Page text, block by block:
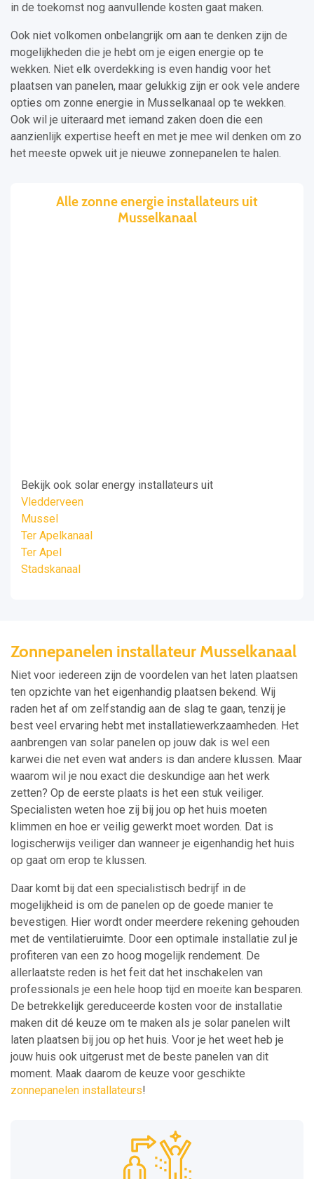
in de toekomst nog aanvullende kosten gaat maken.
Ook niet volkomen onbelangrijk om aan te denken zijn de
mogelijkheden die je hebt om je eigen energie op te
wekken. Niet elk overdekking is even handig voor het
plaatsen van panelen, maar gelukkig zijn er ook vele andere
opties om zonne energie in Musselkanaal op te wekken.
Ook wil je uiteraard met iemand zaken doen die een
aanzienlijk expertise heeft en met je mee wil denken om zo
het meeste opwek uit je nieuwe zonnepanelen te halen.
Alle zonne energie installateurs uit
Musselkanaal
Bekijk ook solar energy installateurs uit
Vledderveen
Mussel
Ter Apelkanaal
Ter Apel
Stadskanaal
Zonnepanelen installateur Musselkanaal
Niet voor iedereen zijn de voordelen van het laten plaatsen
ten opzichte van het eigenhandig plaatsen bekend. Wij
raden het af om zelfstandig aan de slag te gaan, tenzij je
best veel ervaring hebt met installatiewerkzaamheden. Het
aanbrengen van solar panelen op jouw dak is wel een
karwei die net even wat anders is dan andere klussen. Maar
waarom wil je nou exact die deskundige aan het werk
zetten? Op de eerste plaats is het een stuk veiliger.
Specialisten weten hoe zij bij jou op het huis moeten
klimmen en hoe er veilig gewerkt moet worden. Dat is
logischerwijs veiliger dan wanneer je eigenhandig het huis
op gaat om erop te klussen.
Daar komt bij dat een specialistisch bedrijf in de
mogelijkheid is om de panelen op de goede manier te
bevestigen. Hier wordt onder meerdere rekening gehouden
met de ventilatieruimte. Door een optimale installatie zul je
profiteren van een zo hoog mogelijk rendement. De
allerlaatste reden is het feit dat het inschakelen van
professionals je een hele hoop tijd en moeite kan besparen.
De betrekkelijk gereduceerde kosten voor de installatie
maken dit dé keuze om te maken als je solar panelen wilt
laten plaatsen bij jou op het huis. Voor je het weet heb je
jouw huis ook uitgerust met de beste panelen van dit
moment. Maak daarom de keuze voor geschikte
zonnepanelen installateurs!